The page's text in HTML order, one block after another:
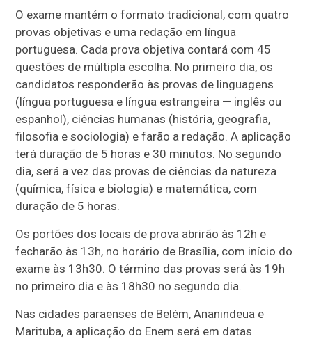
O exame mantém o formato tradicional, com quatro
provas objetivas e uma redação em língua
portuguesa. Cada prova objetiva contará com 45
questões de múltipla escolha. No primeiro dia, os
candidatos responderão às provas de linguagens
(língua portuguesa e língua estrangeira — inglês ou
espanhol), ciências humanas (história, geografia,
filosofia e sociologia) e farão a redação. A aplicação
terá duração de 5 horas e 30 minutos. No segundo
dia, será a vez das provas de ciências da natureza
(química, física e biologia) e matemática, com
duração de 5 horas.
Os portões dos locais de prova abrirão às 12h e
fecharão às 13h, no horário de Brasília, com início do
exame às 13h30. O término das provas será às 19h
no primeiro dia e às 18h30 no segundo dia.
Nas cidades paraenses de Belém, Ananindeua e
Marituba, a aplicação do Enem será em datas